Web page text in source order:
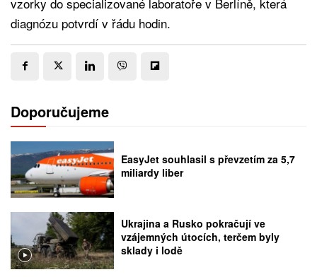
diagnózu potvrdí v řádu hodin.
Doporučujeme
EasyJet souhlasil s převzetím za 5,7
miliardy liber
Ukrajina a Rusko pokračují ve
vzájemných útocích, terčem byly
sklady i lodě